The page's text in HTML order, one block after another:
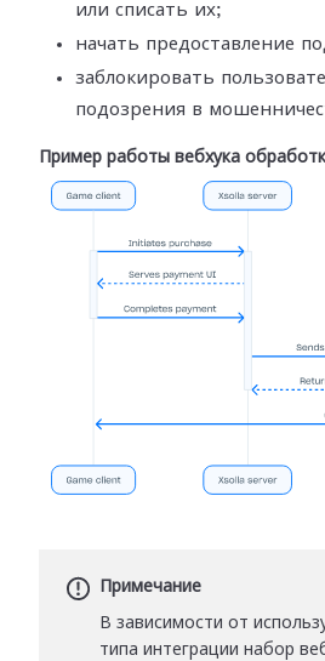
или списать их;
начать предоставление
заблокировать
подозрения в
Пример работы вебхука
Примечание
В зависимости от
типа интеграции набор